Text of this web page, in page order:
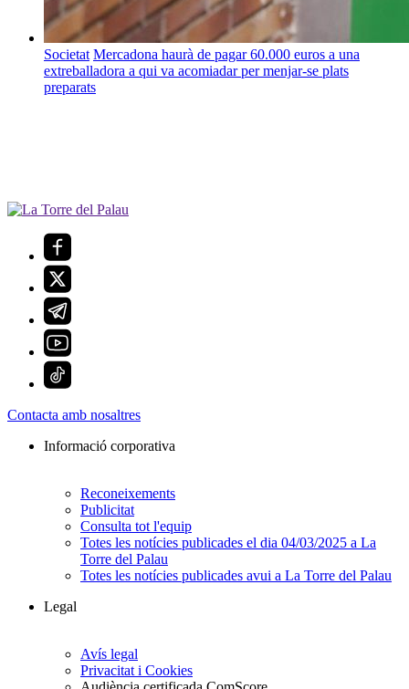
Societat Mercadona haurà de pagar 60.000 euros a una
extreballadora a qui va acomiadar per menjar-se plats
preparats
Contacta amb nosaltres
Informació corporativa
Reconeixements
Publicitat
Consulta tot l'equip
Totes les notícies publicades el dia 04/03/2025 a La
Torre del Palau
Totes les notícies publicades avui a La Torre del Palau
Legal
Avís legal
Privacitat i Cookies